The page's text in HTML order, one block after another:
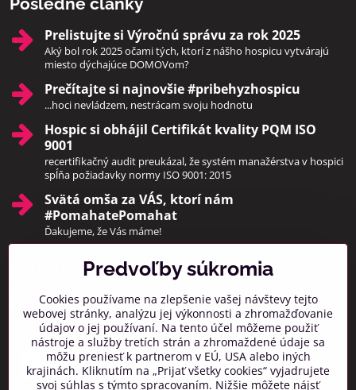
Prelistujte si Výročnú správu za rok 2025
Aký bol rok 2025 očami tých, ktorí z nášho hospicu vytvárajú
miesto dýchajúce DOMOVom?
Prečítajte si najnovšie #pribehyzhospicu
...hoci nevládzem, nestrácam svoju hodnotu
Hospic si obhájil Certifikát kvality PQM ISO
9001
recertifikačný audit preukázal, že systém manažérstva v hospici
spĺňa požiadavky normy ISO 9001: 2015
Svätá omša za VÁS, ktorí nám
#PomahatePomahat
Ďakujeme, že Vás máme!
Pridajte sa k nám
Facebook Instagram
Prihlásiť na odber noviniek
Predvoľby súkromia
Cookies používame na zlepšenie vašej návštevy tejto
webovej stránky, analýzu jej výkonnosti a zhromažďovanie
údajov o jej používaní. Na tento účel môžeme použiť
nástroje a služby tretích strán a zhromaždené údaje sa
môžu preniesť k partnerom v EÚ, USA alebo iných
krajinách. Kliknutím na „Prijať všetky cookies“ vyjadrujete
svoj súhlas s týmto spracovaním. Nižšie môžete nájsť